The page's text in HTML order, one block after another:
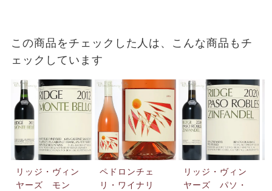
この商品をチェックした人は、こんな商品もチ
ェックしています
リッジ・ヴィン
ヤーズ モン
ペドロンチェ
リ・ワイナリ
リッジ・ヴィン
ヤーズ パソ・